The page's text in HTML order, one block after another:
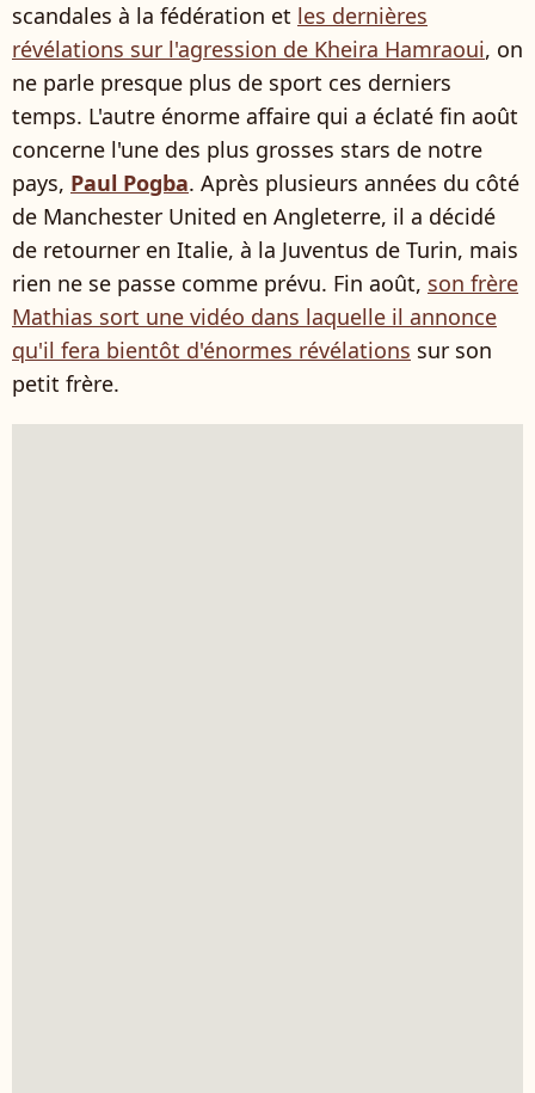
scandales à la fédération et les dernières
révélations sur l'agression de Kheira Hamraoui, on
ne parle presque plus de sport ces derniers
temps. L'autre énorme affaire qui a éclaté fin août
concerne l'une des plus grosses stars de notre
pays, Paul Pogba. Après plusieurs années du côté
de Manchester United en Angleterre, il a décidé
de retourner en Italie, à la Juventus de Turin, mais
rien ne se passe comme prévu. Fin août, son frère
Mathias sort une vidéo dans laquelle il annonce
qu'il fera bientôt d'énormes révélations sur son
petit frère.